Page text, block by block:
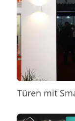
Türen mit